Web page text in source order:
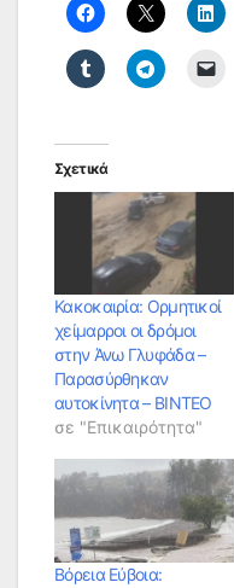
Σχετικά
Κακοκαιρία: Ορμητικοί
χείμαρροι οι δρόμοι
στην Άνω Γλυφάδα –
Παρασύρθηκαν
αυτοκίνητα – ΒΙΝΤΕΟ
σε "Επικαιρότητα"
Βόρεια Εύβοια: